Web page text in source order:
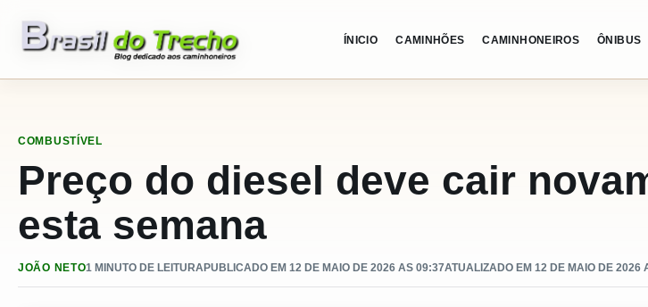
ÍNICIO CAMINHÕES CAMINHONEIROS ÔNIBUS
COMBUSTÍVEL
Preço do diesel deve cair
esta semana
JOÃO NETO1 MINUTO DE LEITURAPUBLICADO EM 12 DE MAIO DE 2026 AS 09:37ATUALIZADO EM 12 DE MAIO DE 2026